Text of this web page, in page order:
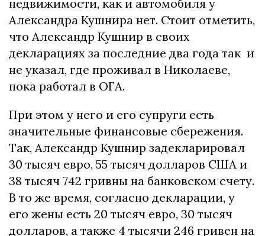
недвижимости, как и автомобиля у
Александра Кушнира нет. Стоит отметить,
что Александр Кушнир в своих
декларациях за последние два года так и
не указал, где проживал в Николаеве,
пока работал в ОГА.
При этом у него и его супруги есть
значительные финансовые сбережения.
Так, Александр Кушнир задекларировал
30 тысяч евро, 55 тысяч долларов США и
38 тысяч 742 гривны на банковском счету.
В то же время, согласно декларации, у
его жены есть 20 тысяч евро, 30 тысяч
долларов, а также 4 тысячи 246 гривен на